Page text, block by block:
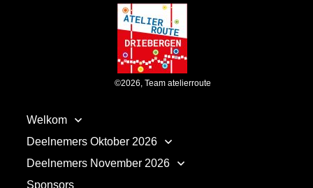
©2026, Team atelierroute
Welkom
Deelnemers Oktober 2026
Deelnemers November 2026
Sponsors